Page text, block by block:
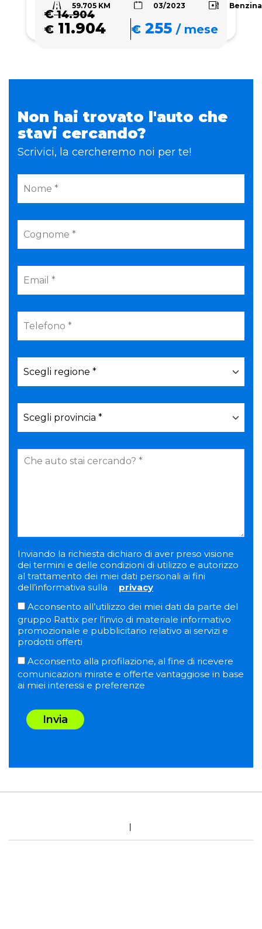
59.705 KM 03/2023 Benzina
€14.904
€ 11.904 € 255 /mese
Non hai trovato l'auto che
stavi cercando?
Scrivici, la cercheremo noi per te!
Inviando la richiesta dichiaro di aver preso visione
dei termini e delle condizioni di utilizzo e autorizzo
al trattamento dei miei dati personali ai fini
dell’informativa sulla
privacy
Acconsento all’utilizzo dei miei dati da parte del
gruppo Rattix per l’invio di materiale informativo
promozionale e pubblicitario relativo ai servizi e
prodotti offerti
Acconsento alla profilazione, al fine di ricevere
comunicazioni mirate e offerte vantaggiose in base
ai miei interessi e preferenze
Invia